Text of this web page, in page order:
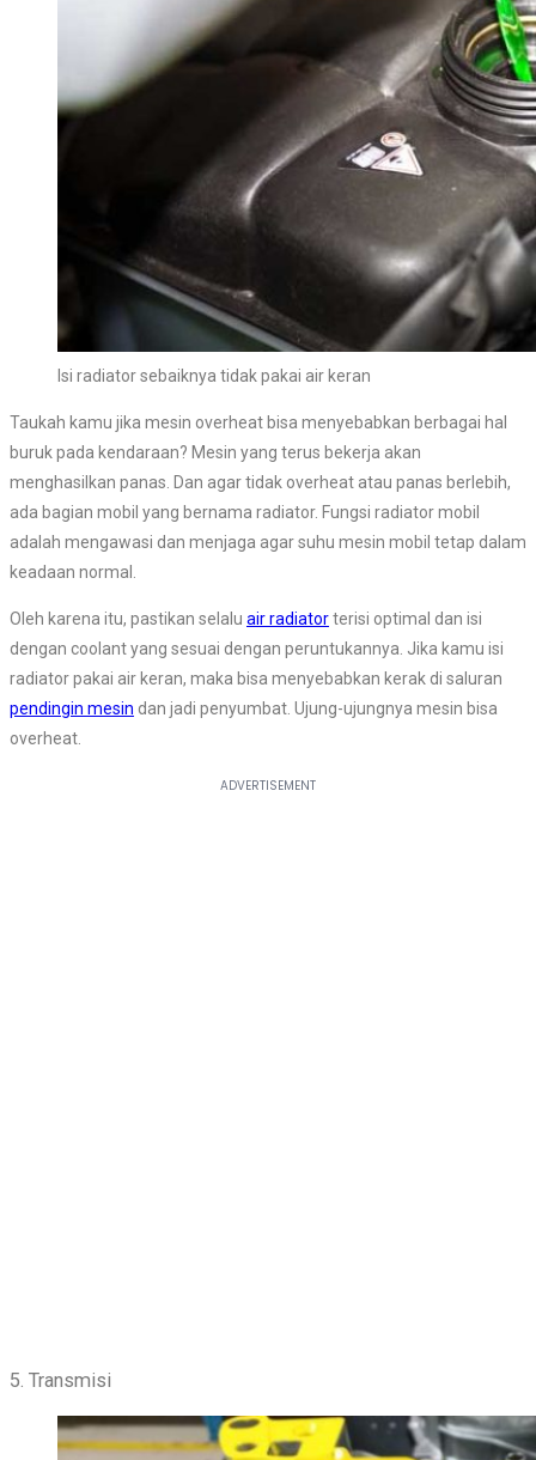
Isi radiator sebaiknya tidak pakai air keran
Taukah kamu jika mesin overheat bisa menyebabkan berbagai hal
buruk pada kendaraan? Mesin yang terus bekerja akan
menghasilkan panas. Dan agar tidak overheat atau panas berlebih,
ada bagian mobil yang bernama radiator. Fungsi radiator mobil
adalah mengawasi dan menjaga agar suhu mesin mobil tetap dalam
keadaan normal.
Oleh karena itu, pastikan selalu air radiatorterisi optimal dan isi
dengan coolant yang sesuai dengan peruntukannya. Jika kamu isi
radiator pakai air keran, maka bisa menyebabkan kerak di saluran
pendingin mesin dan jadi penyumbat. Ujung-ujungnya mesin bisa
overheat.
5. Transmisi